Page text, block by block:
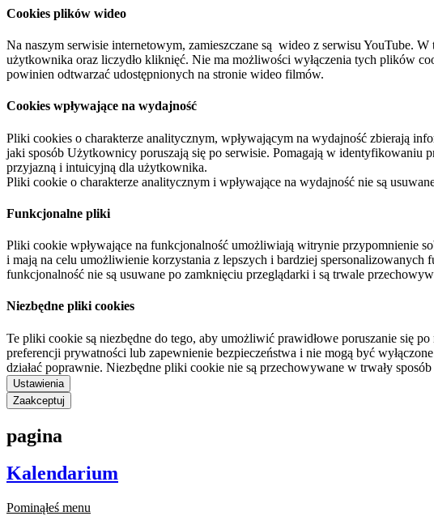
Cookies plików wideo
Na naszym serwisie internetowym, zamieszczane są wideo z serwisu YouTube.
użytkownika oraz liczydło kliknięć. Nie ma możliwości wyłączenia tych plików
powinien odtwarzać udostępnionych na stronie wideo filmów.
Cookies wpływające na wydajność
Pliki cookies o charakterze analitycznym, wpływającym na wydajność zbierają
jaki sposób Użytkownicy poruszają się po serwisie. Pomagają w identyfikowaniu
przyjazną i intuicyjną dla użytkownika.
Pliki cookie o charakterze analitycznym i wpływające na wydajność nie są
Funkcjonalne pliki
Pliki cookie wpływające na funkcjonalność umożliwiają witrynie przypomnienie
i mają na celu umożliwienie korzystania z lepszych i bardziej
funkcjonalność nie są usuwane po zamknięciu przeglądarki i są trwale
Niezbędne pliki cookies
Te pliki cookie są niezbędne do tego, aby umożliwić prawidłowe poruszanie się
preferencji prywatności lub zapewnienie bezpieczeństwa i nie mogą być
działać poprawnie. Niezbędne pliki cookie nie są przechowywane w trwały
Ustawienia
Zaakceptuj
pagina
Kalendarium
Pominąłeś menu